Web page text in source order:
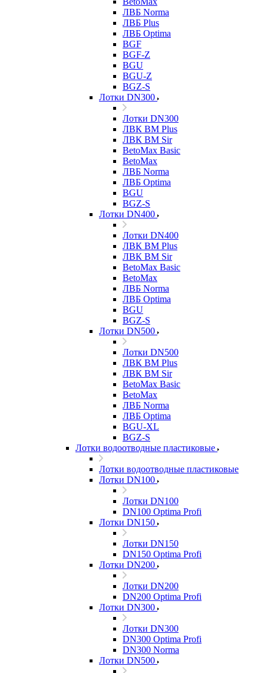
ЛВБ Norma
ЛВБ Plus
ЛВБ Optima
BGF
BGF-Z
BGU
BGU-Z
BGZ-S
Лотки DN300
Лотки DN300
ЛВК ВМ Plus
ЛВК ВМ Sir
BetoMax Basic
BetoMax
ЛВБ Norma
ЛВБ Optima
BGU
BGZ-S
Лотки DN400
Лотки DN400
ЛВК ВМ Plus
ЛВК ВМ Sir
BetoMax Basic
BetoMax
ЛВБ Norma
ЛВБ Optima
BGU
BGZ-S
Лотки DN500
Лотки DN500
ЛВК ВМ Plus
ЛВК ВМ Sir
BetoMax Basic
BetoMax
ЛВБ Norma
ЛВБ Optima
BGU-XL
BGZ-S
Лотки водоотводные пластиковые
Лотки водоотводные пластиковые
Лотки DN100
Лотки DN100
DN100 Optima Profi
Лотки DN150
Лотки DN150
DN150 Optima Profi
Лотки DN200
Лотки DN200
DN200 Optima Profi
Лотки DN300
Лотки DN300
DN300 Optima Profi
DN300 Norma
Лотки DN500